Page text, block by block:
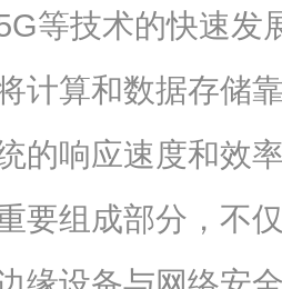
等技术的快速发
计算和数据存储
的响应速度和效
要组成部分，不